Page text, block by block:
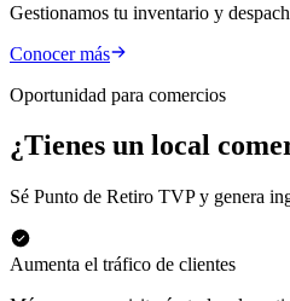
Gestionamos tu inventario y
Conocer más
Oportunidad para comercios
¿Tienes un local
Sé Punto de Retiro TVP y genera
Aumenta el tráfico de clientes